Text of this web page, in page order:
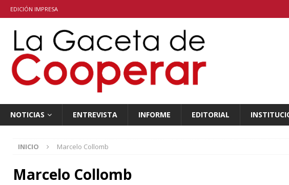
EDICIÓN IMPRESA
NOTICIAS ENTREVISTA INFORME EDITORIAL
INICIO Marcelo Collomb
Marcelo Collomb